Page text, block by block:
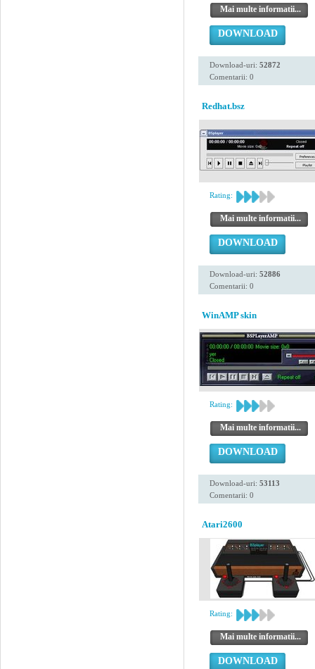
Mai multe informatii...
DOWNLOAD
Download-uri: 52872
Comentarii: 0
Redhat.bsz
Rating:
Mai multe informatii...
DOWNLOAD
Download-uri: 52886
Comentarii: 0
WinAMP skin
Rating:
Mai multe informatii...
DOWNLOAD
Download-uri: 53113
Comentarii: 0
Atari2600
Rating:
Mai multe informatii...
DOWNLOAD